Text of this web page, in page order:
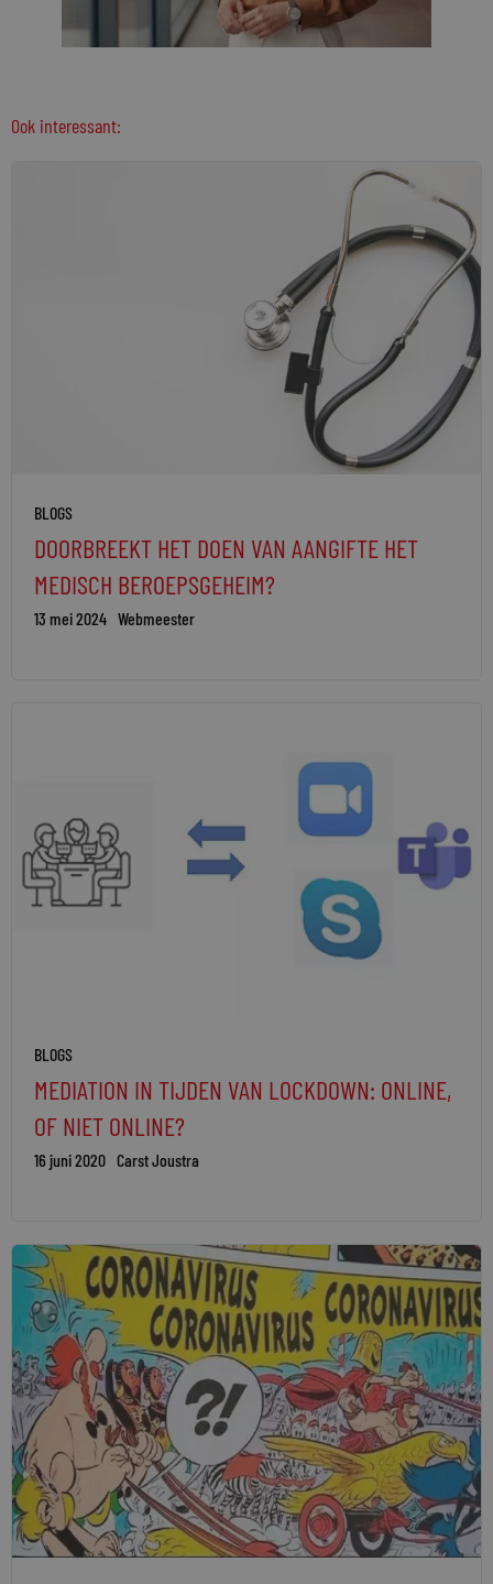
Ook interessant:
BLOGS
DOORBREEKT HET DOEN VAN AANGIFTE HET
MEDISCH BEROEPSGEHEIM?
13 mei 2024 Webmeester
BLOGS
MEDIATION IN TIJDEN VAN LOCKDOWN: ONLINE,
OF NIET ONLINE?
16 juni 2020 Carst Joustra